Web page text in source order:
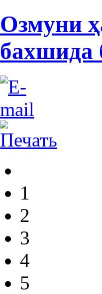
Озмуни
бахшида
1
2
3
4
5